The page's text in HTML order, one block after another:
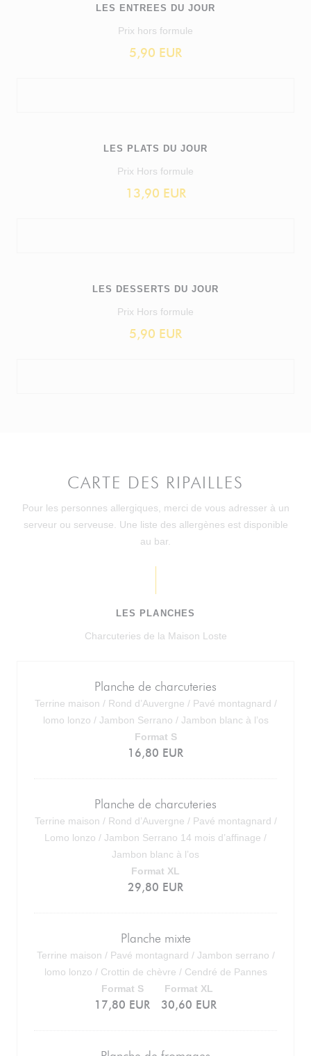
LES ENTREES DU JOUR
Prix hors formule
5,90 EUR
LES PLATS DU JOUR
Prix Hors formule
13,90 EUR
LES DESSERTS DU JOUR
Prix Hors formule
5,90 EUR
CARTE DES RIPAILLES
Pour les personnes allergiques, merci de vous adresser à un
serveur ou serveuse. Une liste des allergènes est disponible
au bar.
LES PLANCHES
Charcuteries de la Maison Loste
Planche de charcuteries
Terrine maison / Rond d’Auvergne / Pavé montagnard /
lomo lonzo / Jambon Serrano / Jambon blanc à l’os
16,80 EUR
Format S
Planche de charcuteries
Terrine maison / Rond d’Auvergne / Pavé montagnard /
Lomo lonzo / Jambon Serrano 14 mois d’affinage /
Jambon blanc à l’os
29,80 EUR
Format XL
Planche mixte
Terrine maison / Pavé montagnard / Jambon serrano /
lomo lonzo / Crottin de chèvre / Cendré de Pannes
17,80 EUR
Format S
30,60 EUR
Format XL